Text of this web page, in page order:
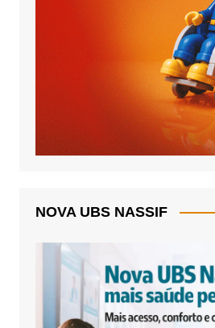
NOVA UBS NASSIF